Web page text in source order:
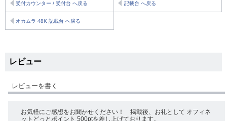
受付カウンター / 受付台 へ戻る 記載台 へ戻る
オカムラ 48K 記載台 へ戻る
レビュー
レビューを書く
お気軽にご感想をお聞かせください！ 掲載後、お礼として オフィネ
ットどっとポイント 500ptを差し上げております。